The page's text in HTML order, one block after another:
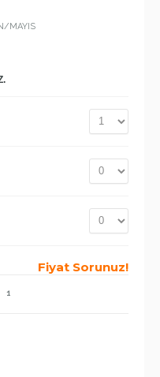
MAYIS
Fiyat Sorunuz!
1